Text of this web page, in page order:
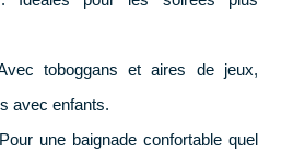
toboggans et aires de jeux,
avec enfants.
une baignade confortable quel